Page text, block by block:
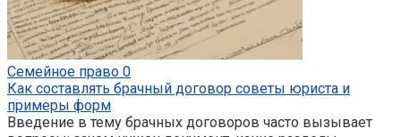
Семейное право 0
Как составлять брачный договор советы юриста и
примеры форм
Введение в тему брачных договоров часто вызывает